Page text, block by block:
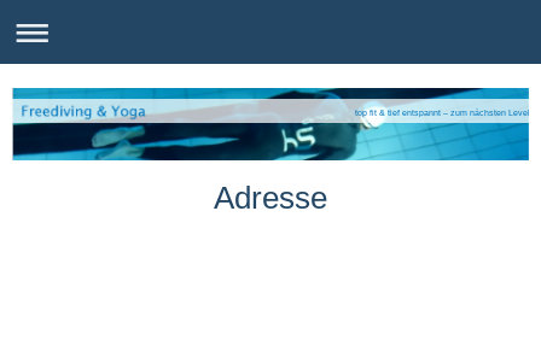
top fit & tief entspannt – zum nächsten Level
Adresse